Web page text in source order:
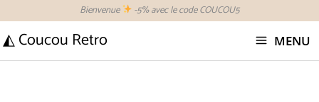
contenu
Bienvenue -5% avec le code COUCOU5
◭ Coucou Retro MENU